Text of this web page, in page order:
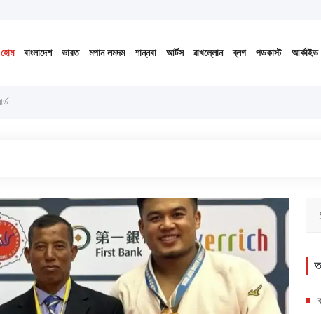
হোম বাংলাদেশ ভারত মপান লমদম শান্নবা আর্টস ৱাখল্লোন ব্লগ পডকাস্ট আর্কাইভ